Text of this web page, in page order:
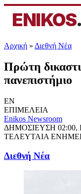
ENIKOS
Αρχική » Διεθνή Νέα
Πρώτη
πανεπιστήμιο
EN
ΕΠΙΜΕΛΕΙΑ
Enikos Newsroom
ΔΗΜΟΣΙΕΥΣΗ 02:00,
ΤΕΛΕΥΤΑΙΑ
Διεθνή Νέα